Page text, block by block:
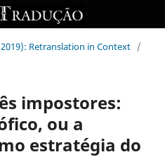
Retranslation in Context /
impostores:
ou a
estratégia do